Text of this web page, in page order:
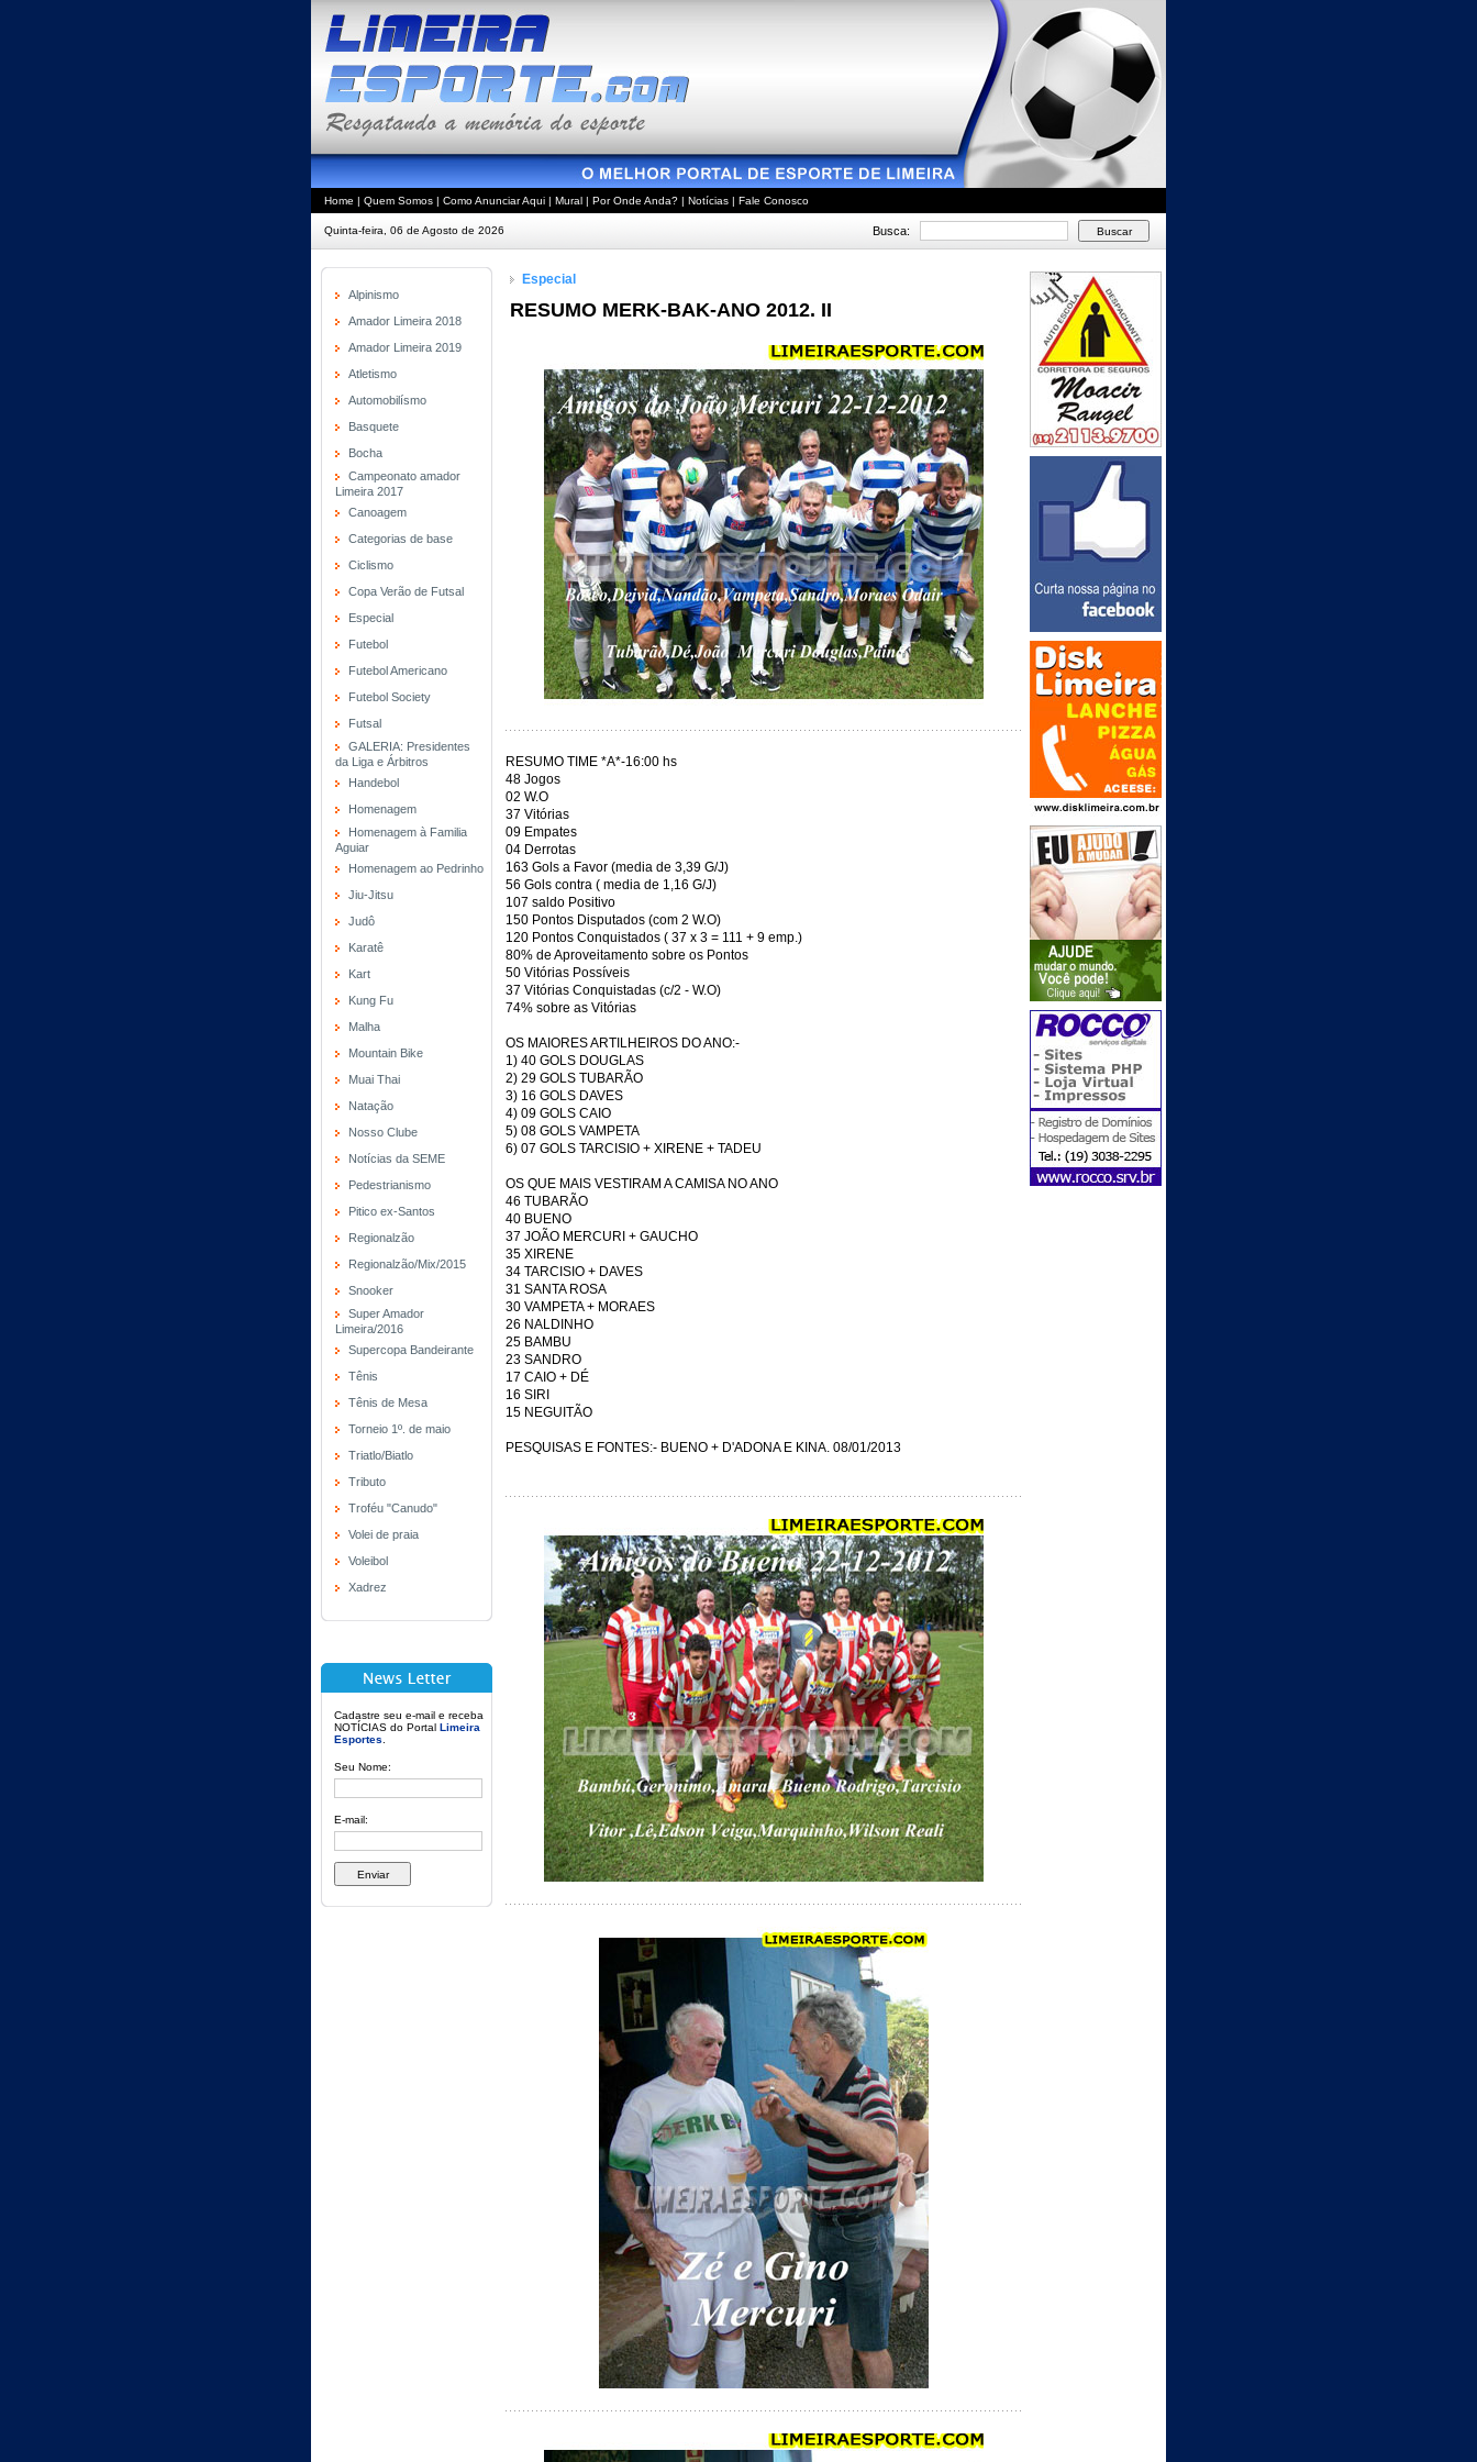
Home | Quem Somos | Como Anunciar Aqui | Mural | Por Onde Anda? | Notícias | Fale Conosco
Quinta-feira, 06 de Agosto de 2026 Busca:
Alpinismo
Amador Limeira 2018
Amador Limeira 2019
Atletismo
Automobilísmo
Basquete
Bocha
Campeonato amador
Limeira 2017
Canoagem
Categorias de base
Ciclismo
Copa Verão de Futsal
Especial
Futebol
Futebol Americano
Futebol Society
Futsal
GALERIA: Presidentes
da Liga e Árbitros
Handebol
Homenagem
Homenagem à Familia
Aguiar
Homenagem ao Pedrinho
Jiu-Jitsu
Judô
Karatê
Kart
Kung Fu
Malha
Mountain Bike
Muai Thai
Natação
Nosso Clube
Notícias da SEME
Pedestrianismo
Pitico ex-Santos
Regionalzão
Regionalzão/Mix/2015
Snooker
Super Amador
Limeira/2016
Supercopa Bandeirante
Tênis
Tênis de Mesa
Torneio 1º. de maio
Triatlo/Biatlo
Tributo
Troféu "Canudo"
Volei de praia
Voleibol
Xadrez
Cadastre seu e-mail e receba
NOTÍCIAS do Portal Limeira
Esportes
Seu Nome:
E-mail:
Especial
RESUMO MERK-BAK-ANO 2012. II
RESUMO TIME *A*-16:00 hs
48 Jogos
02 W.O
37 Vitórias
09 Empates
04 Derrotas
163 Gols a Favor (media de 3,39 G/J)
56 Gols contra ( media de 1,16 G/J)
107 saldo Positivo
150 Pontos Disputados (com 2 W.O)
120 Pontos Conquistados ( 37 x 3 = 111 + 9 emp.)
80% de Aproveitamento sobre os Pontos
50 Vitórias Possíveis
37 Vitórias Conquistadas (c/2 - W.O)
74% sobre as Vitórias
OS MAIORES ARTILHEIROS DO ANO:-
1) 40 GOLS DOUGLAS
2) 29 GOLS TUBARÃO
3) 16 GOLS DAVES
4) 09 GOLS CAIO
5) 08 GOLS VAMPETA
6) 07 GOLS TARCISIO + XIRENE + TADEU
OS QUE MAIS VESTIRAM A CAMISA NO ANO
46 TUBARÃO
40 BUENO
37 JOÃO MERCURI + GAUCHO
35 XIRENE
34 TARCISIO + DAVES
31 SANTA ROSA
30 VAMPETA + MORAES
26 NALDINHO
25 BAMBU
23 SANDRO
17 CAIO + DÉ
16 SIRI
15 NEGUITÃO
PESQUISAS E FONTES:- BUENO + D'ADONA E KINA. 08/01/2013